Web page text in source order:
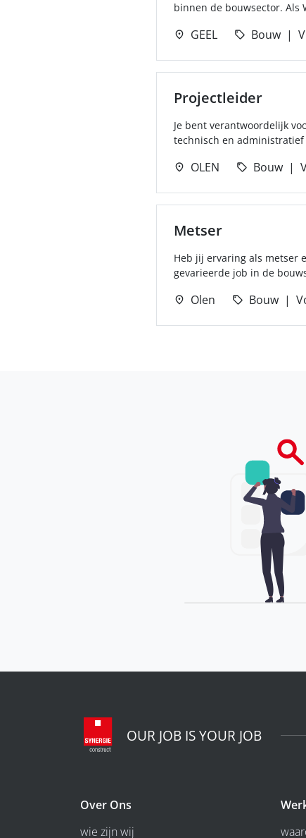
binnen de bouwsector. Als
GEEL Bouw
Projectleider
Je bent verantwoordelijk
technisch en
OLEN Bouw
Metser
Heb jij ervaring als metser
gevarieerde job in de
Olen Bouw
OUR JOB IS YOUR JOB
Over Ons
wie zijn wij